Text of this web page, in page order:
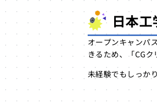
日本
オープンキャンパ
きるため、「CG
未経験でもしっか